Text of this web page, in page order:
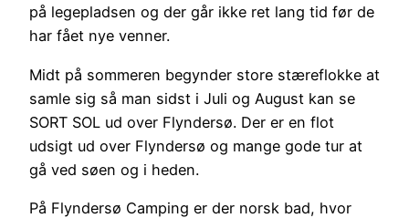
på legepladsen og der går ikke ret lang tid før de
har fået nye venner.
Midt på sommeren begynder store stæreflokke at
samle sig så man sidst i Juli og August kan se
SORT SOL ud over Flyndersø. Der er en flot
udsigt ud over Flyndersø og mange gode tur at
gå ved søen og i heden.
På Flyndersø Camping er der norsk bad, hvor